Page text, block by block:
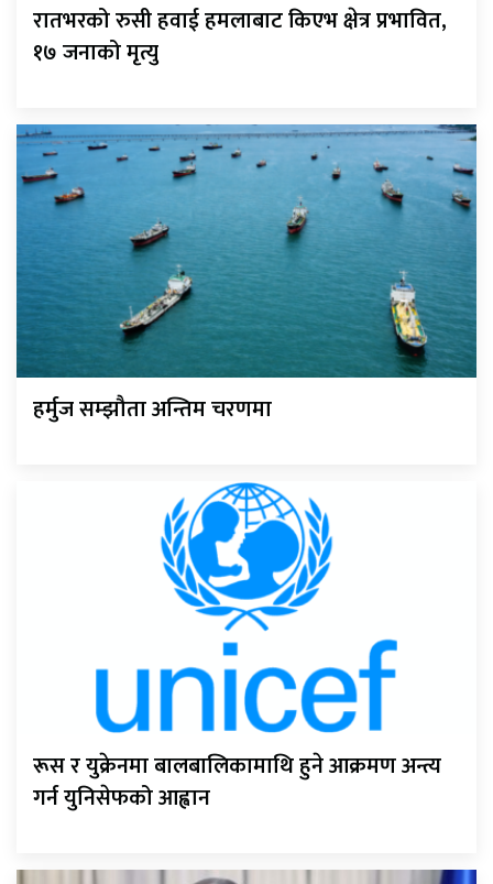
रातभरको रुसी हवाई हमलाबाट किएभ क्षेत्र प्रभावित,
१७ जनाको मृत्यु
हर्मुज सम्झौता अन्तिम चरणमा
रूस र युक्रेनमा बालबालिकामाथि हुने आक्रमण अन्त्य
गर्न युनिसेफको आह्वान